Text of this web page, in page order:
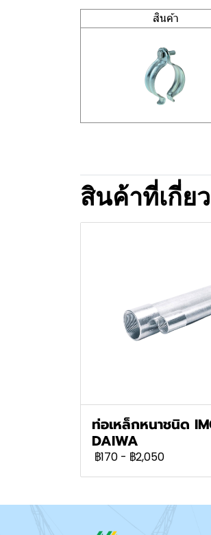
สินค้า
สินค้าที่เกี่ย
ท่อเหล็กหนาชนิด
DAIWA
฿170 - ฿2,050